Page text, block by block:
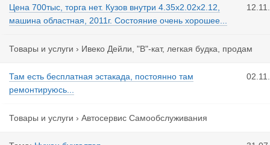
Цена 700тыс, торга нет. Кузов внутри 4.35х2.02х2.12,
машина областная, 2011г. Состояние очень хорошее...
Товары и услуги › Ивеко Дейли, "В"-кат, легкая будка, продам
Там есть бесплатная эстакада, постоянно там
ремонтируюсь...
Товары и услуги › Автосервис Самообслуживания